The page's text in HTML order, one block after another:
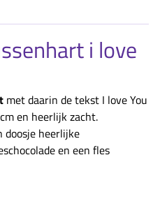
i love
met daarin de tekst I love You
en heerlijk zacht.
doosje heerlijke
en een fles